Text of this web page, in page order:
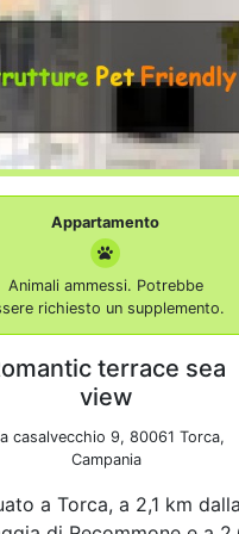
Appartamento
Animali ammessi. Potrebbe
richiesto un supplemento.
terrace sea
view
casalvecchio 9, 80061 Torca,
Campania
a Torca, a 2,1 km